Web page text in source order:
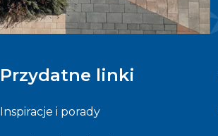
Przydatne linki
Inspiracje i porady